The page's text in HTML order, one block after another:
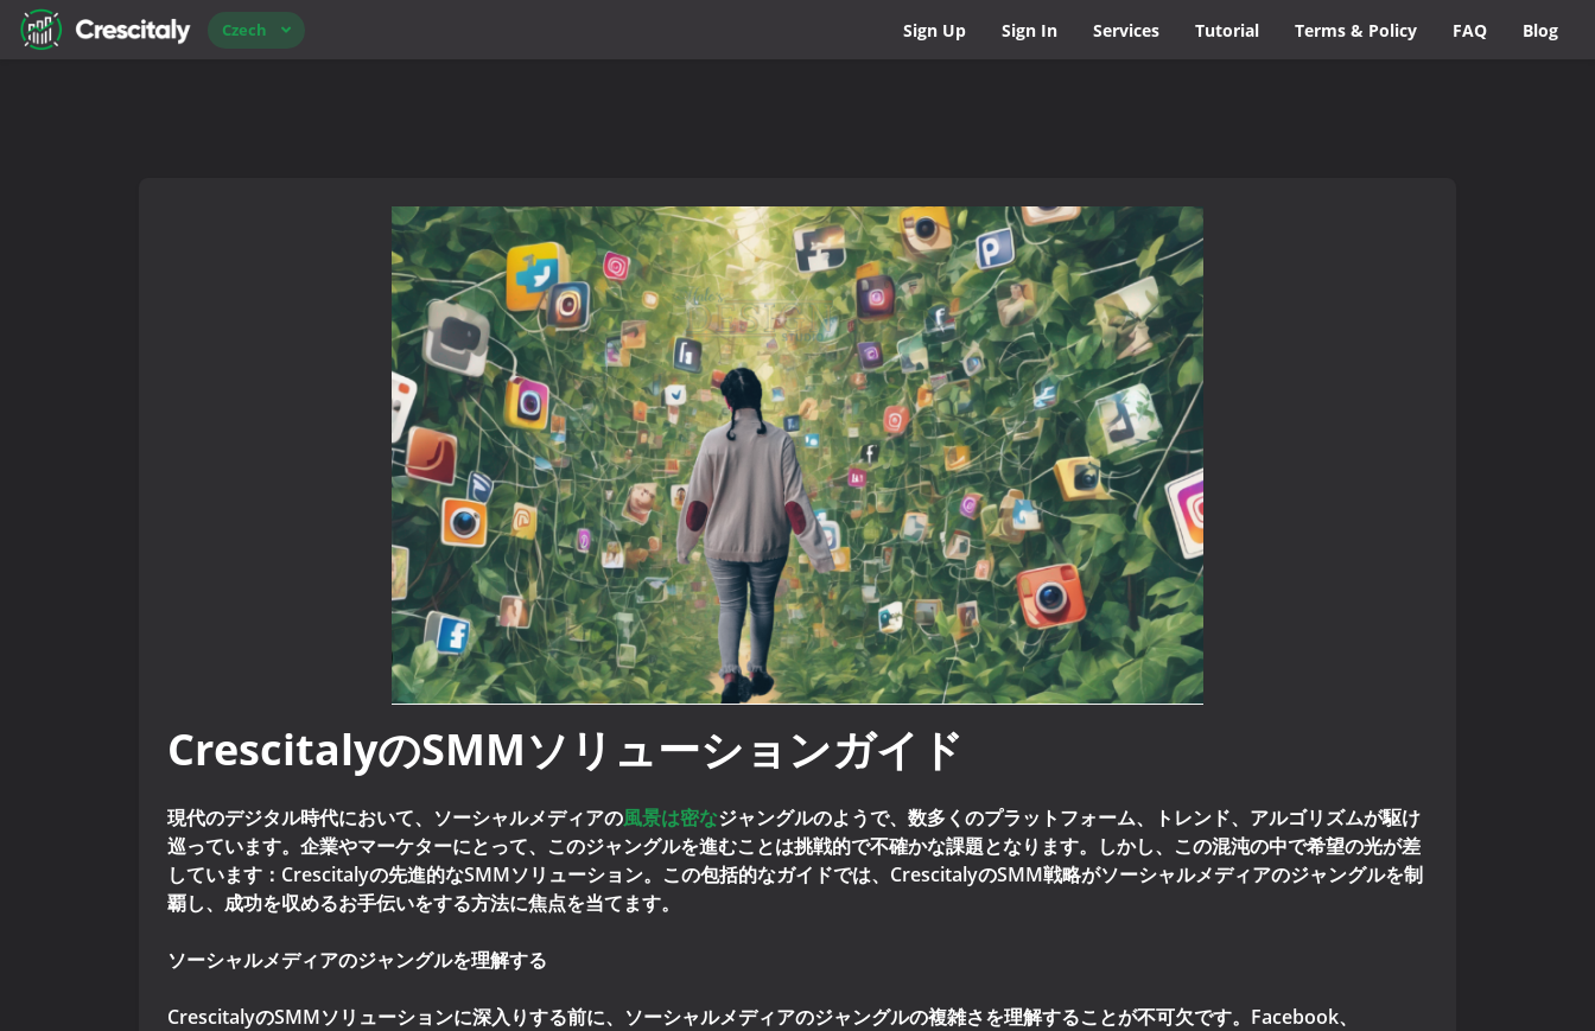
Czech Sign Up Sign In Services Tutorial Terms & Policy FAQ Blog
CrescitalyのSMMソリューションガイド
現代のデジタル時代において、ソーシャルメディアの風景は密なジャングルのようで、数多くのプラットフォーム、トレンド、アルゴリズムが駆け
巡っています。企業やマーケターにとって、このジャングルを進むことは挑戦的で不確かな課題となります。しかし、この混沌の中で希望の光が差
しています：Crescitalyの先進的なSMMソリューション。この包括的なガイドでは、CrescitalyのSMM戦略がソーシャルメディアのジャングルを制
覇し、成功を収めるお手伝いをする方法に焦点を当てます。
ソーシャルメディアのジャングルを理解する
CrescitalyのSMMソリューションに深入りする前に、ソーシャルメディアのジャングルの複雑さを理解することが不可欠です。Facebook、